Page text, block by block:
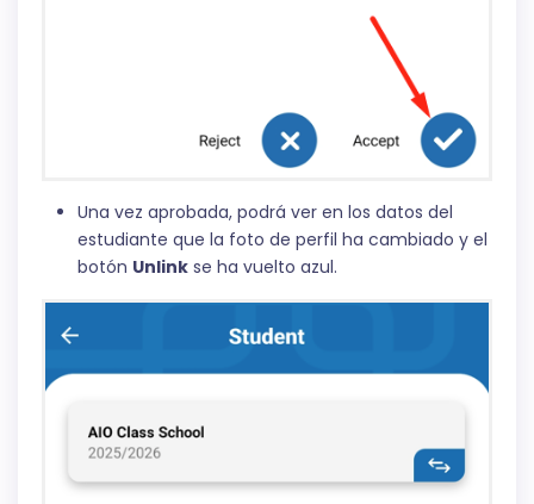
Una vez aprobada, podrá ver en los datos del
estudiante que la foto de perfil ha cambiado y el
botón Unlink se ha vuelto azul.